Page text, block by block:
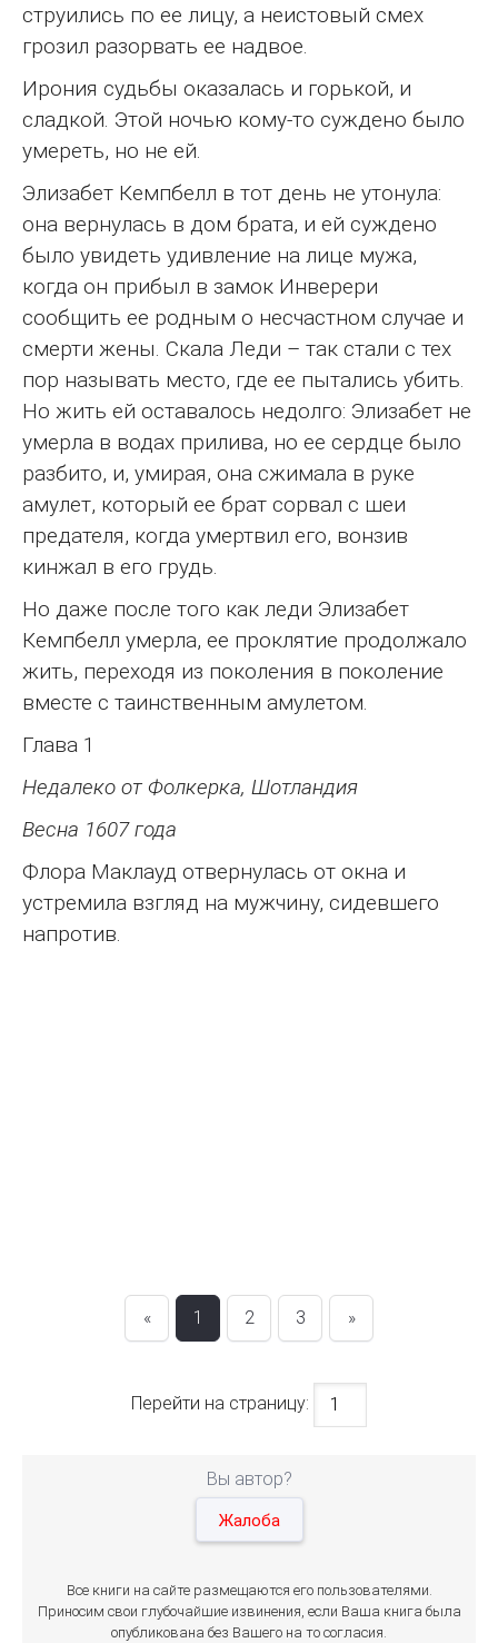
струились по ее лицу, а неистовый смех
грозил разорвать ее надвое.
Ирония судьбы оказалась и горькой, и
сладкой. Этой ночью кому-то суждено было
умереть, но не ей.
Элизабет Кемпбелл в тот день не утонула:
она вернулась в дом брата, и ей суждено
было увидеть удивление на лице мужа,
когда он прибыл в замок Инверери
сообщить ее родным о несчастном случае и
смерти жены. Скала Леди – так стали с тех
пор называть место, где ее пытались убить.
Но жить ей оставалось недолго: Элизабет не
умерла в водах прилива, но ее сердце было
разбито, и, умирая, она сжимала в руке
амулет, который ее брат сорвал с шеи
предателя, когда умертвил его, вонзив
кинжал в его грудь.
Но даже после того как леди Элизабет
Кемпбелл умерла, ее проклятие продолжало
жить, переходя из поколения в поколение
вместе с таинственным амулетом.
Глава 1
Недалеко от Фолкерка, Шотландия
Весна 1607 года
Флора Маклауд отвернулась от окна и
устремила взгляд на мужчину, сидевшего
напротив.
« 1 2 3 »
Перейти на страницу:
Вы автор?
Жалоба
Все книги на сайте размещаются его пользователями.
Приносим свои глубочайшие извинения, если Ваша книга была
опубликована без Вашего на то согласия.